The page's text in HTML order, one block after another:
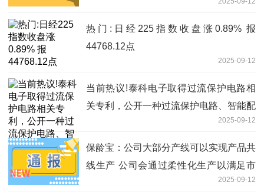
热门:日经225指数收盘涨0.89% 报
44768.12点
2025-09-12
当前热议!泰科电子取得过流保护电路相
关专利，公开一种过流保护电路、智能配
2025-09-12
保龄宝：公司大部分产线可以实现产品共
线生产 公司会通过柔性化生产以满足市
2025-09-12